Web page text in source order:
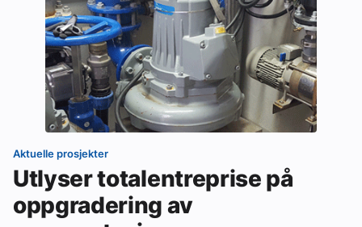
Aktuelle prosjekter
Utlyser totalentreprise på
oppgradering av